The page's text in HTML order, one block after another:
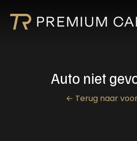
Auto niet
← Terug naar